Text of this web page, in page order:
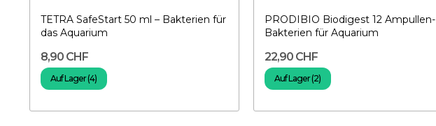
TETRA SafeStart 50 ml – Bakterien für
das Aquarium
8,90 CHF
Auf Lager (4)
PRODIBIO Biodigest 12 Ampullen-
Bakterien für Aquarium
22,90 CHF
Auf Lager (2)